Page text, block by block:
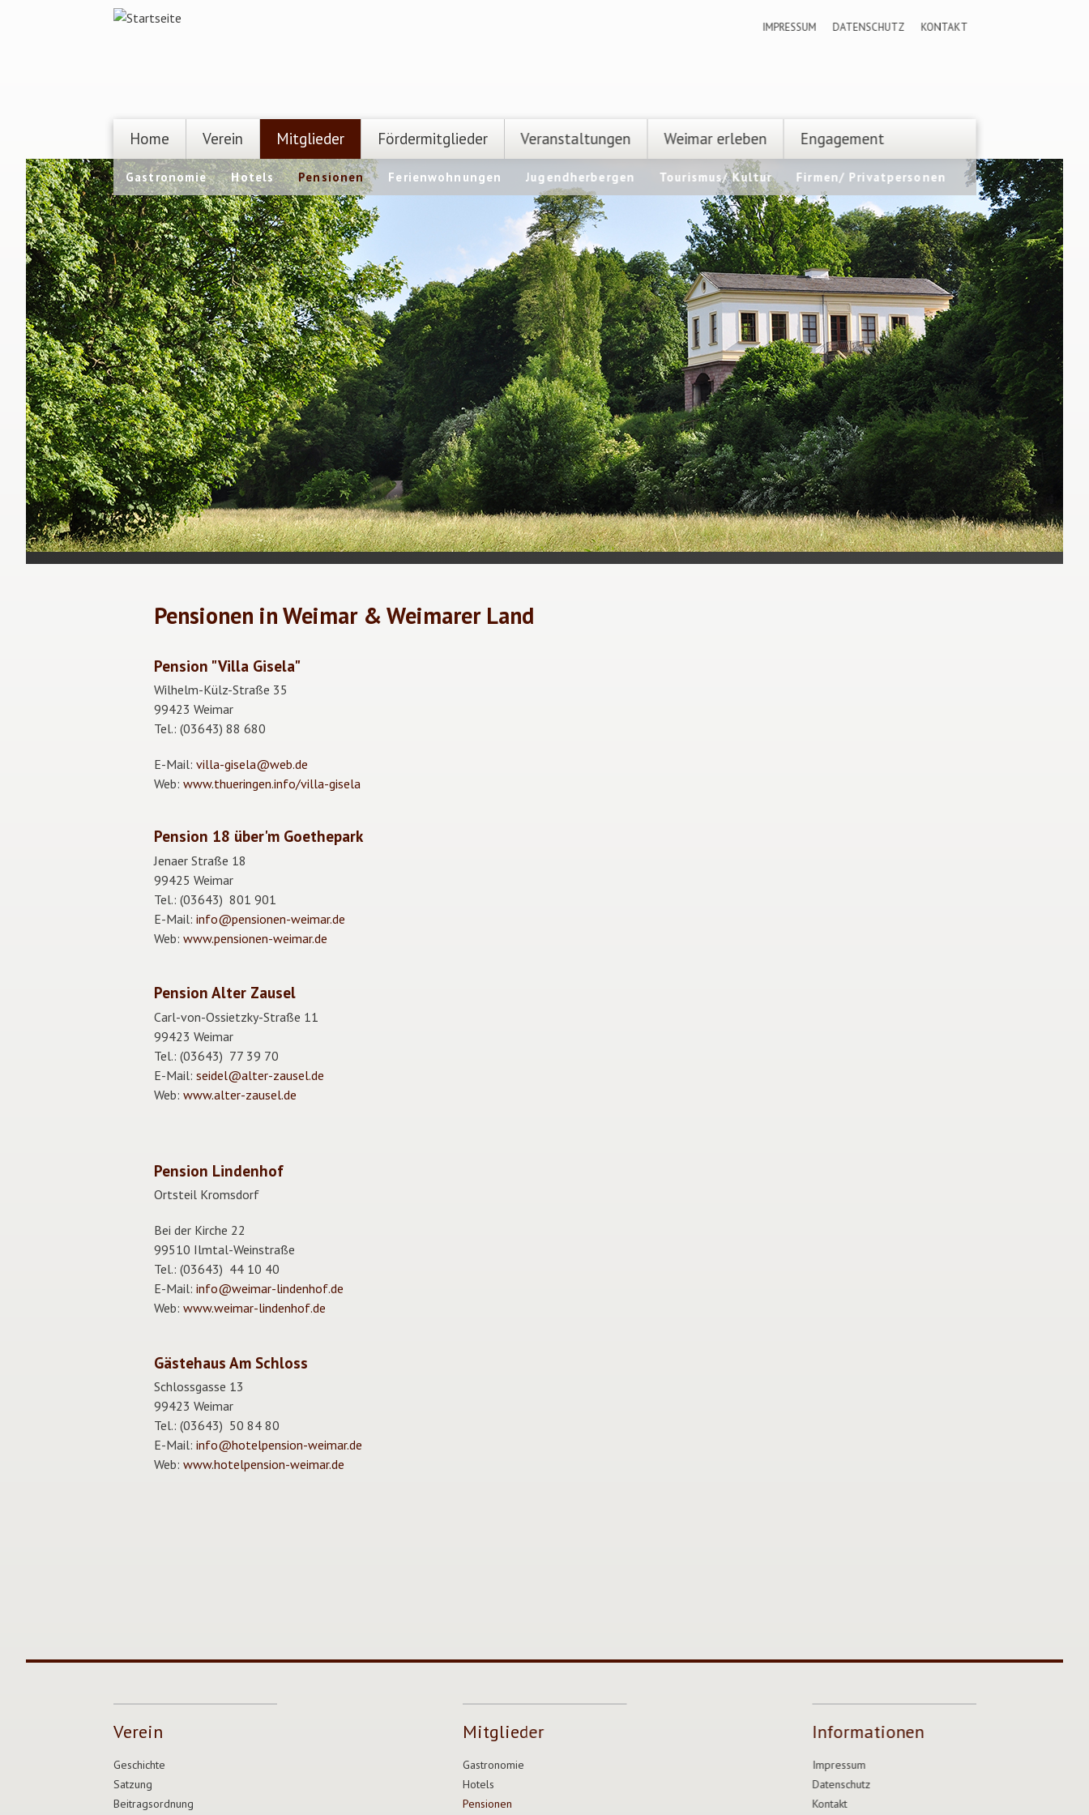
IMPRESSUM DATENSCHUTZ KONTAKT
Home Verein Mitglieder Fördermitglieder Veranstaltungen Weimar erleben Engagement
Gastronomie Hotels Pensionen Ferienwohnungen Jugendherbergen Tourismus/ Kultur Firmen/ Privatpersonen
Pensionen in Weimar & Weimarer Land
Pension "Villa Gisela"
Wilhelm-Külz-Straße 35
99423 Weimar
Tel.: (03643) 88 680
E-Mail: villa-gisela@web.de
Web: www.thueringen.info/villa-gisela
Pension 18 über'm Goethepark
Jenaer Straße 18
99425 Weimar
Tel.: (03643) 801 901
E-Mail: info@pensionen-weimar.de
Web: www.pensionen-weimar.de
Pension Alter Zausel
Carl-von-Ossietzky-Straße 11
99423 Weimar
Tel.: (03643) 77 39 70
E-Mail: seidel@alter-zausel.de
Web: www.alter-zausel.de
Pension Lindenhof
Ortsteil Kromsdorf
Bei der Kirche 22
99510 Ilmtal-Weinstraße
Tel.: (03643) 44 10 40
E-Mail: info@weimar-lindenhof.de
Web: www.weimar-lindenhof.de
Gästehaus Am Schloss
Schlossgasse 13
99423 Weimar
Tel.: (03643) 50 84 80
E-Mail: info@hotelpension-weimar.de
Web: www.hotelpension-weimar.de
Verein
Geschichte
Satzung
Beitragsordnung
Mitglieder
Gastronomie
Hotels
Pensionen
Informationen
Impressum
Datenschutz
Kontakt